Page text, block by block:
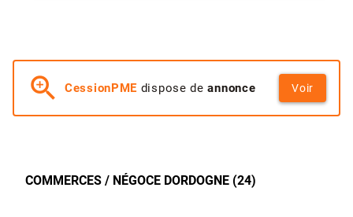
zoom_in CessionPME dispose deannonce Voir
COMMERCES / NÉGOCE DORDOGNE (24)